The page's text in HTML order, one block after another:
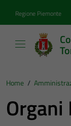
Regione Piemonte
Home /
Organi